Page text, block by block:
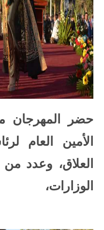
حضر المهرجان
الأمين العام
العلاق، وعدد
الوزارات،